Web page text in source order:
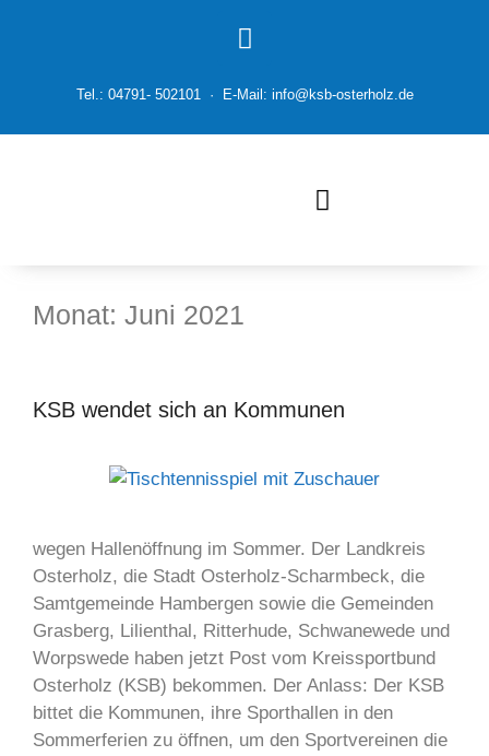
Tel.: 04791- 502101 · E-Mail: info@ksb-osterholz.de
Monat: Juni 2021
KSB wendet sich an Kommunen
wegen Hallenöffnung im Sommer. Der Landkreis
Osterholz, die Stadt Osterholz-Scharmbeck, die
Samtgemeinde Hambergen sowie die Gemeinden
Grasberg, Lilienthal, Ritterhude, Schwanewede und
Worpswede haben jetzt Post vom Kreissportbund
Osterholz (KSB) bekommen. Der Anlass: Der KSB
bittet die Kommunen, ihre Sporthallen in den
Sommerferien zu öffnen, um den Sportvereinen die